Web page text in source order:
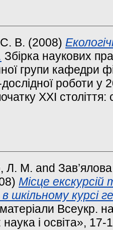
В. (2008)
Збірка наукових
групи кафедри
роботи у
XXI
Л. М. and
Місце екскурсій
шкільному курсі
матеріали Всеукр.
наука і освіта»,